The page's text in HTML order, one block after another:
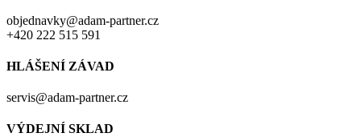
objednavky@adam-partner.cz
+420 222 515 591
HLÁŠENÍ ZÁVAD
servis@adam-partner.cz
VÝDEJNÍ SKLAD